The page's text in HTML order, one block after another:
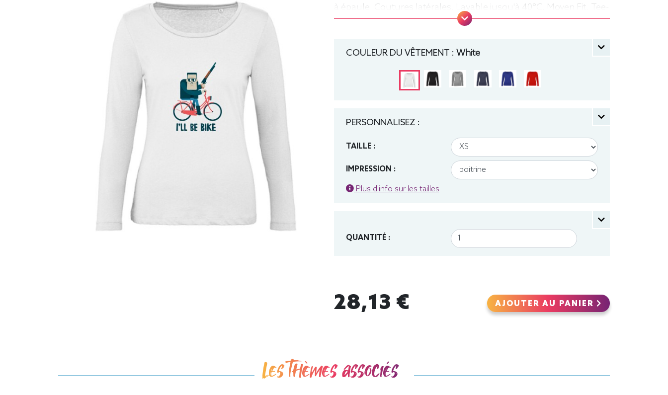
à épaule, Coutures latérales, Lavable jusqu'à 40°C, Moyen Fit. Tee-
shirt, manche longue, Léger, Femme, Col rond, Bio / Organic, B&C
COULEUR DU VÊTEMENT : White
PERSONNALISEZ :
TAILLE :
IMPRESSION :
Plus d'info sur les tailles
QUANTITÉ :
28,13 € AJOUTER AU PANIER
Les thèmes associés